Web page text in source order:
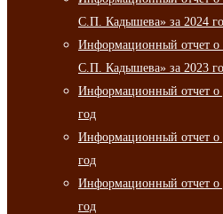
С.П. Кадышева» за 2024
Информационный отчет
С.П. Кадышева» за 2023
Информационный отчет о
год
Информационный отчет о
год
Информационный отчет о
год